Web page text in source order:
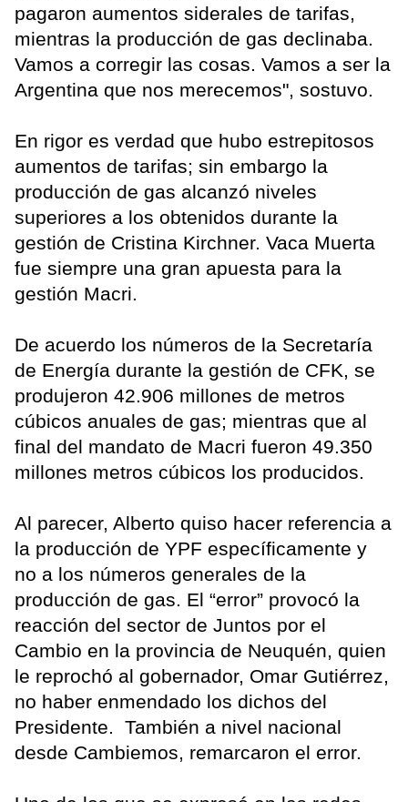
pagaron aumentos siderales de tarifas,
mientras la producción de gas declinaba.
Vamos a corregir las cosas. Vamos a ser la
Argentina que nos merecemos", sostuvo.
En rigor es verdad que hubo estrepitosos
aumentos de tarifas; sin embargo la
producción de gas alcanzó niveles
superiores a los obtenidos durante la
gestión de Cristina Kirchner. Vaca Muerta
fue siempre una gran apuesta para la
gestión Macri.
De acuerdo los números de la Secretaría
de Energía durante la gestión de CFK, se
produjeron 42.906 millones de metros
cúbicos anuales de gas; mientras que al
final del mandato de Macri fueron 49.350
millones metros cúbicos los producidos.
Al parecer, Alberto quiso hacer referencia a
la producción de YPF específicamente y
no a los números generales de la
producción de gas. El “error” provocó la
reacción del sector de Juntos por el
Cambio en la provincia de Neuquén, quien
le reprochó al gobernador, Omar Gutiérrez,
no haber enmendado los dichos del
Presidente. También a nivel nacional
desde Cambiemos, remarcaron el error.